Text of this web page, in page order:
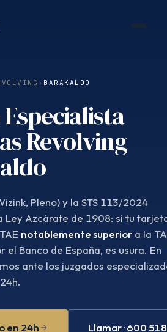
› BARAKALDO
Revolving
Pleno) y la STS 113/2024
Ley Azcárate de 1908: si tu
notablemente superior a la
Banco de España, es usura. En
ante los juzgados
en 24h Llamar · 600